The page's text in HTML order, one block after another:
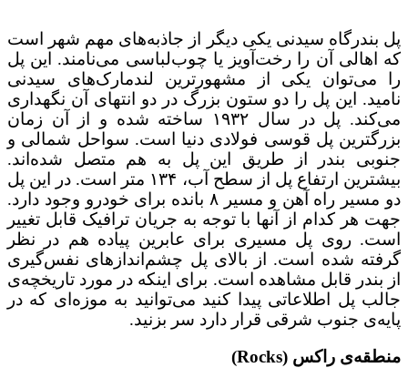
پل بندرگاه سیدنی یکی دیگر از جاذبه‌های مهم شهر است
که اهالی آن را رخت‌آویز یا چوب‌لباسی می‌نامند. این پل
را می‌توان یکی از مشهورترین لندمارک‌های سیدنی
نامید. این پل را دو ستون بزرگ در دو انتهای آن نگهداری
می‌کند. پل در سال ۱۹۳۲ ساخته شده و از آن زمان
بزرگترین پل قوسی فولادی دنیا است. سواحل شمالی و
جنوبی بندر از طریق این پل به هم متصل شده‌اند.
بیشترین ارتفاع پل از سطح آب، ۱۳۴ متر است. در این پل
دو مسیر راه آهن و مسیر ۸ بانده برای خودرو وجود دارد.
جهت هر کدام از آنها با توجه به جریان ترافیک قابل تغییر
است. روی پل مسیری برای عابرین پیاده هم در نظر
گرفته شده است. از بالای پل چشم‌اندازهای نفس‌گیری
از بندر قابل مشاهده است. برای اینکه در مورد تاریخچه‌ی
جالب پل اطلاعاتی پیدا کنید می‌توانید به موزه‌ای که در
پایه‌ی جنوب شرقی قرار دارد سر بزنید.
منطقه‌ی راکس (Rocks)